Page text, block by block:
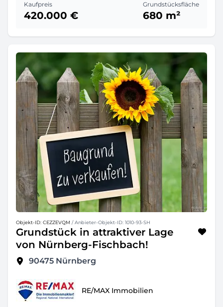
Kaufpreis
420.000 €
Grundstücksfläche
680 m²
Objekt-ID: CEZZEVQM / Anbieter-Objekt-ID: 1010-93-SH
Grundstück in attraktiver Lage
von Nürnberg-Fischbach!
90475 Nürnberg
RE/MAX Immobilien